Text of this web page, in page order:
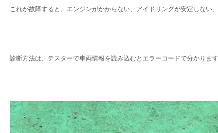
これが故障すると、エンジンがかからない、アイドリングが安定しない
診断方法は、テスターで車両情報を読み込むとエラーコードで分かりま